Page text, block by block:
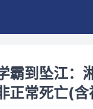
霸到坠江：
正常死亡(含